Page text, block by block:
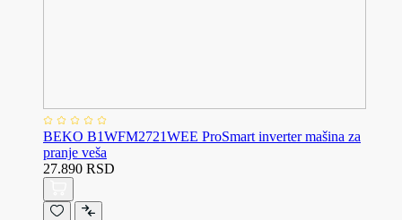
BEKO B1WFM2721WEE ProSmart inverter mašina za
pranje veša
27.890 RSD